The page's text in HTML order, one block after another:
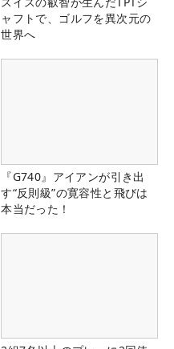
ャフトで、ゴルフを異次元の
世界へ
『G740』アイアンが引き出
す“反則級”の寛容性と飛びは
本当だった！